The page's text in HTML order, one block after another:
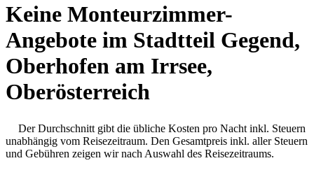
Keine Monteurzimmer-
Angebote im Stadtteil Gegend,
Oberhofen am Irrsee,
Oberösterreich
Der Durchschnitt gibt die übliche Kosten pro Nacht inkl. Steuern
unabhängig vom Reisezeitraum. Den Gesamtpreis inkl. aller Steuern
und Gebühren zeigen wir nach Auswahl des Reisezeitraums.